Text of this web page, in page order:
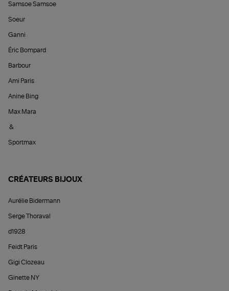
Samsoe Samsoe
Soeur
Ganni
Éric Bompard
Barbour
Ami Paris
Anine Bing
Max Mara
&
Sportmax
CRÉATEURS BIJOUX
Aurélie Bidermann
Serge Thoraval
d1928
Feidt Paris
Gigi Clozeau
Ginette NY